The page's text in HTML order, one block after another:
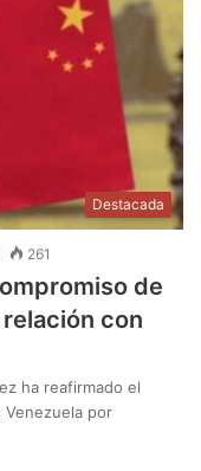
Destacada
261
de
con
ha reafirmado el
Venezuela por